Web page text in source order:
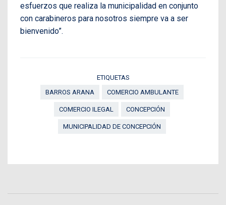
esfuerzos que realiza la municipalidad en conjunto
con carabineros para nosotros siempre va a ser
bienvenido”.
ETIQUETAS
BARROS ARANA
COMERCIO AMBULANTE
COMERCIO ILEGAL CONCEPCIÓN
MUNICIPALIDAD DE CONCEPCIÓN